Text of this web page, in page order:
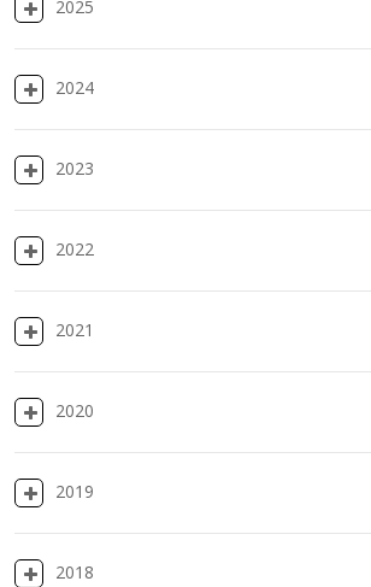
2025
2024
2023
2022
2021
2020
2019
2018